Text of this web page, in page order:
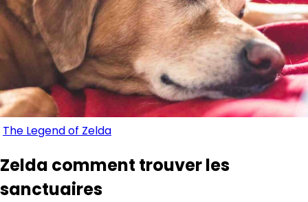
The Legend of Zelda
Zelda comment trouver les
sanctuaires